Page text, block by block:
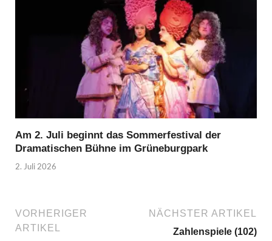
Am 2. Juli beginnt das Sommerfestival der
Dramatischen Bühne im Grüneburgpark
2. Juli 2026
VORHERIGER
ARTIKEL
NÄCHSTER ARTIKEL
Zahlenspiele (102)